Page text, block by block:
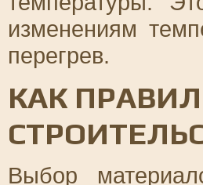
изменениям
перегрев.
КАК
Выбор